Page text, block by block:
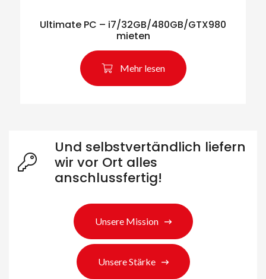
Ultimate PC – i7/32GB/480GB/GTX980
mieten
Mehr lesen
Und selbstvertändlich liefern
wir vor Ort alles
anschlussfertig!
Unsere Mission
Unsere Stärke
Suche nach Produkten